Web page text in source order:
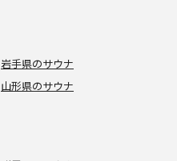
岩手県のサウナ
山形県のサウナ